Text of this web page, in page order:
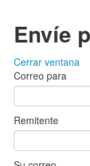
Envíe
Cerrar ventana
Correo para
Remitente